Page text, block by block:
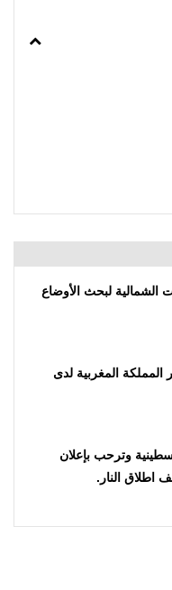
الشمالية لبحث الأوضاع
المغربية لدى
وترحب بإعلان
اطلاق النار.